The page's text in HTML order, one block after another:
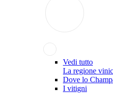
Vedi tutto
La regione
Dove lo
I vitigni